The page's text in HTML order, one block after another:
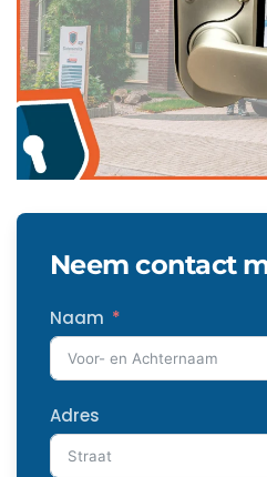
Neem contact
Naam
Adres